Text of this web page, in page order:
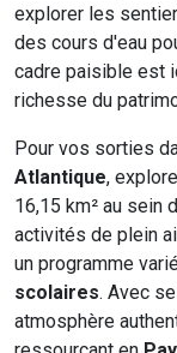
explorer les
des cours d'eau
cadre paisible est
richesse du
Pour vos sorties
Atlantique,
16,15 km² au sein
activités de plein
un programme
scolaires. Avec
atmosphère